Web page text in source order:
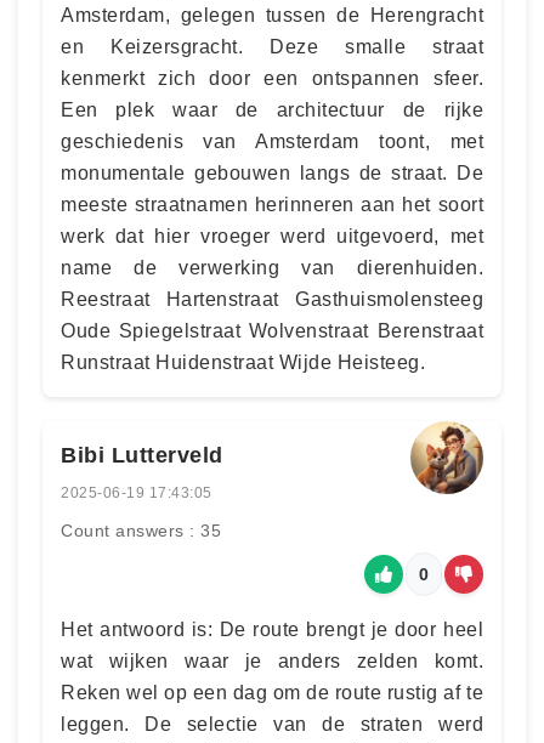
Amsterdam, gelegen tussen de Herengracht
en Keizersgracht. Deze smalle straat
kenmerkt zich door een ontspannen sfeer.
Een plek waar de architectuur de rijke
geschiedenis van Amsterdam toont, met
monumentale gebouwen langs de straat. De
meeste straatnamen herinneren aan het soort
werk dat hier vroeger werd uitgevoerd, met
name de verwerking van dierenhuiden.
Reestraat Hartenstraat Gasthuismolensteeg
Oude Spiegelstraat Wolvenstraat Berenstraat
Runstraat Huidenstraat Wijde Heisteeg.
Bibi Lutterveld
2025-06-19 17:43:05
Count answers : 35
0
Het antwoord is: De route brengt je door heel
wat wijken waar je anders zelden komt.
Reken wel op een dag om de route rustig af te
leggen. De selectie van de straten werd